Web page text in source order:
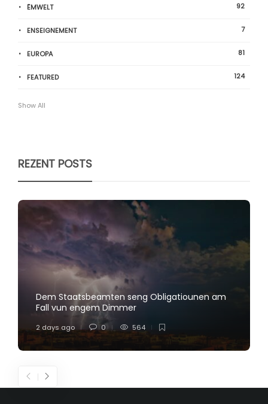
ËMWELT 92
ENSEIGNEMENT 7
EUROPA 81
FEATURED 124
Show All
REZENT POSTS
Dem Staatsbeamten seng Obligatiounen am
Fall vun engem Dimmer
2 days ago 0 564